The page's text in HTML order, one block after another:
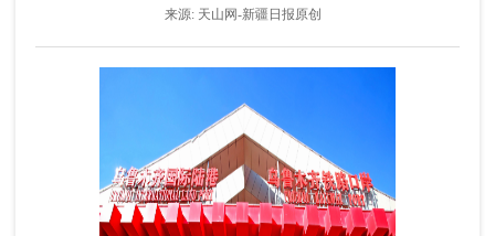
来源: 天山网-新疆日报原创